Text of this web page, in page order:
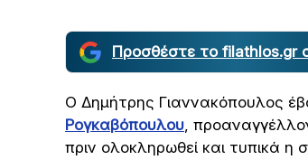
Προσθέστε το filathlos.gr
Ο Δημήτρης Γιαννακόπουλος
Ρογκαβόπουλου,
πριν ολοκληρωθεί και τυπικά η